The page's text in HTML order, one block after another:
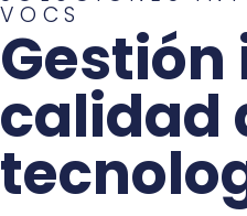
VOCS
calidad